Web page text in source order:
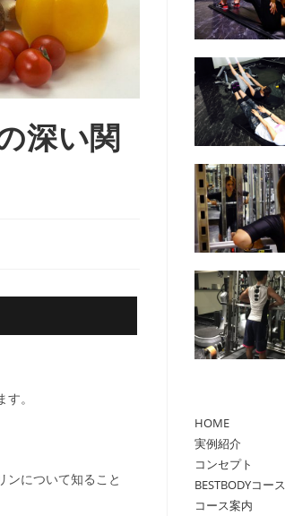
深い関
。
ンについて知ること
HOME
実例紹介
コンセプト
BESTBODYコース
コース案内